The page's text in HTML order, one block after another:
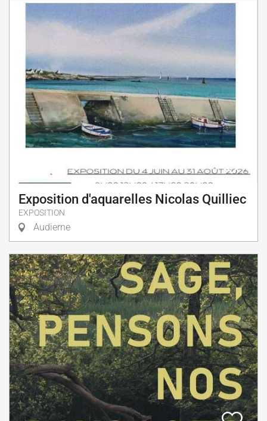
Exposition d'aquarelles Nicolas Quilliec
EXPOSITION
Audierne